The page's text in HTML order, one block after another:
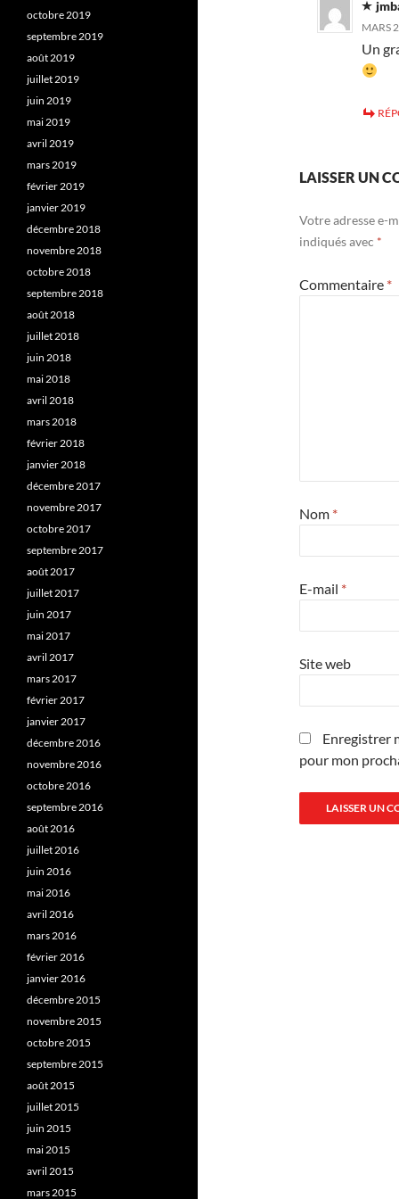
MARS
Un
LAISSER UN
Votre adresse e-
indiqués avec *
Commentaire *
Nom *
E-mail *
Site web
Enregistrer
pour mon
octobre 2019
septembre 2019
août 2019
juillet 2019
juin 2019
mai 2019
avril 2019
mars 2019
février 2019
janvier 2019
décembre 2018
novembre 2018
octobre 2018
septembre 2018
août 2018
juillet 2018
juin 2018
mai 2018
avril 2018
mars 2018
février 2018
janvier 2018
décembre 2017
novembre 2017
octobre 2017
septembre 2017
août 2017
juillet 2017
juin 2017
mai 2017
avril 2017
mars 2017
février 2017
janvier 2017
décembre 2016
novembre 2016
octobre 2016
septembre 2016
août 2016
juillet 2016
juin 2016
mai 2016
avril 2016
mars 2016
février 2016
janvier 2016
décembre 2015
novembre 2015
octobre 2015
septembre 2015
août 2015
juillet 2015
juin 2015
mai 2015
avril 2015
mars 2015